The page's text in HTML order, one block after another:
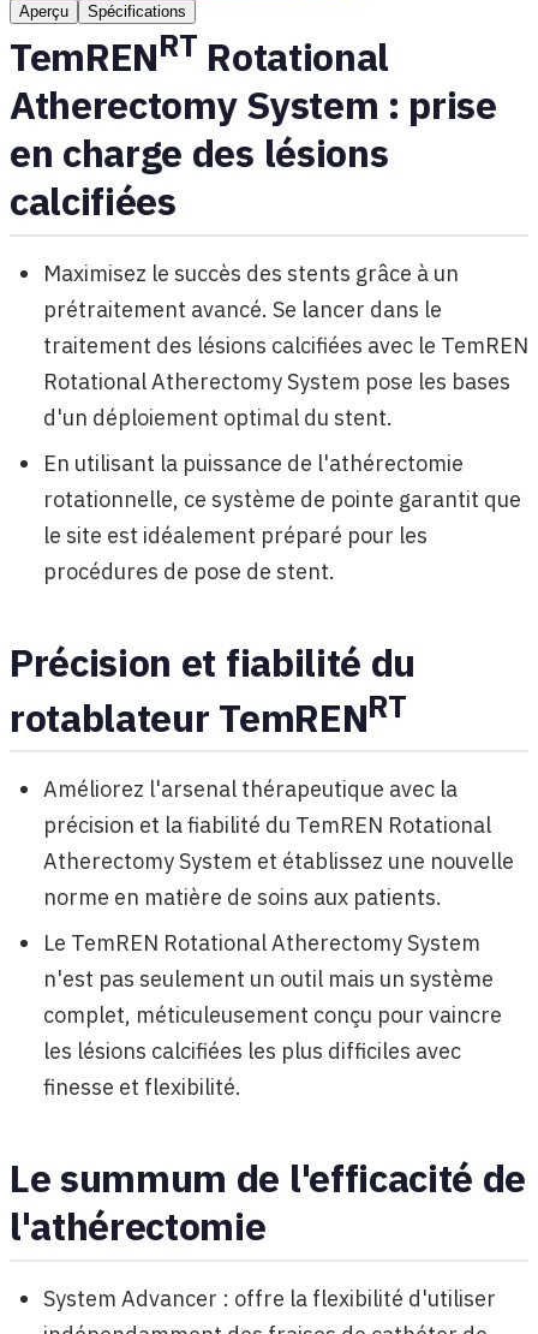
Aperçu Spécifications
TemRENRT Rotational
Atherectomy System : prise
en charge des lésions
calcifiées
Maximisez le succès des stents grâce à un
prétraitement avancé. Se lancer dans le
traitement des lésions calcifiées avec le TemREN
Rotational Atherectomy System pose les bases
d'un déploiement optimal du stent.
En utilisant la puissance de l'athérectomie
rotationnelle, ce système de pointe garantit que
le site est idéalement préparé pour les
procédures de pose de stent.
Précision et fiabilité du
rotablateur TemRENRT
Améliorez l'arsenal thérapeutique avec la
précision et la fiabilité du TemREN Rotational
Atherectomy System et établissez une nouvelle
norme en matière de soins aux patients.
Le TemREN Rotational Atherectomy System
n'est pas seulement un outil mais un système
complet, méticuleusement conçu pour vaincre
les lésions calcifiées les plus difficiles avec
finesse et flexibilité.
Le summum de l'efficacité de
l'athérectomie
System Advancer : offre la flexibilité d'utiliser